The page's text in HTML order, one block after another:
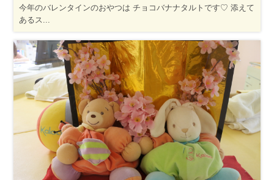
今年のバレンタインのおやつは チョコバナナタルトです♡ 添えて
あるス...